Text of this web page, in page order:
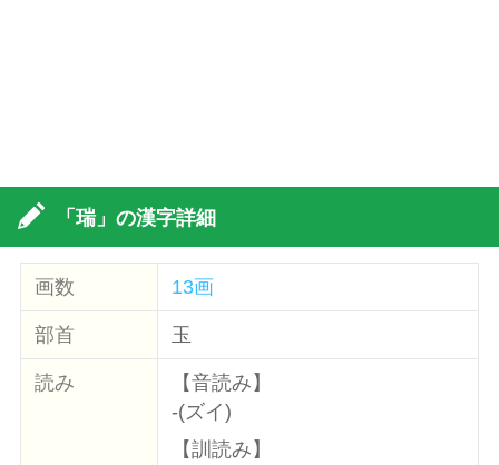
「瑞」の漢字詳細
画数 13画
部首 玉
読み
【音読み】
-(ズイ)
【訓読み】